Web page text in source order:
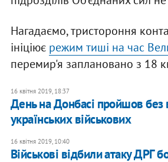
Нагадаємо, тристороння
ініціює режим тиші на час
перемир'я заплановано з 18
16 квітня 2019, 18:37
День на Донбасі пройшов без
українських військових
16 квітня 2019, 10:40
Військові відбили атаку ДРГ